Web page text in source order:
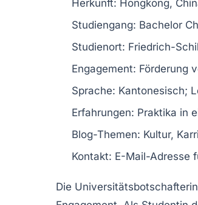
Herkunft: Hongkong,
Studiengang: Bachelor
Studienort: Friedrich-
Engagement: Förderung
Sprache: Kantonesisch;
Erfahrungen: Praktika in
Blog-Themen: Kultur,
Kontakt: E-Mail-Adresse
Die Universitätsbotschafterin